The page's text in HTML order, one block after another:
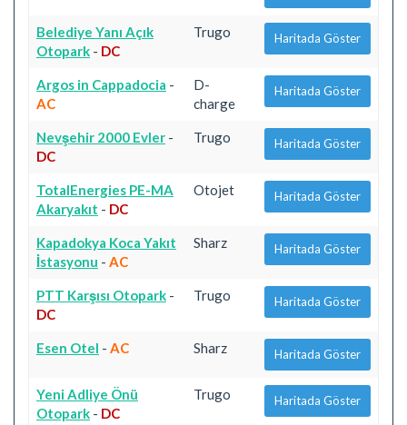
Belediye Yanı Açık
Otopark - DC
Trugo Haritada Göster
Argos in Cappadocia -
AC
D-
charge
Haritada Göster
Nevşehir 2000 Evler -
DC
Trugo Haritada Göster
TotalEnergies PE-MA
Akaryakıt - DC
Otojet Haritada Göster
Kapadokya Koca Yakıt
İstasyonu - AC
Sharz Haritada Göster
PTT Karşısı Otopark -
DC
Trugo Haritada Göster
Esen Otel - AC Sharz Haritada Göster
Yeni Adliye Önü
Otopark - DC
Trugo Haritada Göster